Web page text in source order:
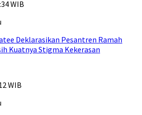
WIB
Deklarasikan Pesantren Ramah
Kuatnya Stigma Kekerasan
WIB